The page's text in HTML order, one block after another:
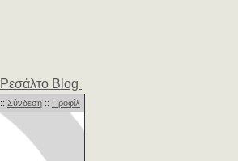
Ρεσάλτο Blog
:: Σύνδεση :: Προφίλ